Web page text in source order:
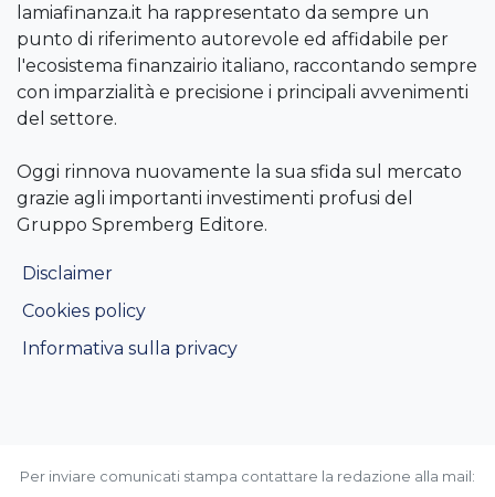
lamiafinanza.it ha rappresentato da sempre un
punto di riferimento autorevole ed affidabile per
l'ecosistema finanzairio italiano, raccontando sempre
con imparzialità e precisione i principali avvenimenti
del settore.
Oggi rinnova nuovamente la sua sfida sul mercato
grazie agli importanti investimenti profusi del
Gruppo Spremberg Editore.
Disclaimer
Cookies policy
Informativa sulla privacy
Per inviare comunicati stampa contattare la redazione alla mail: